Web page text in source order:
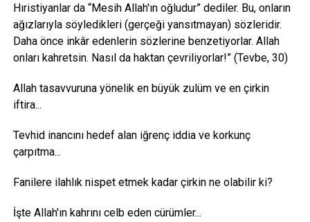
Hıristiyanlar da “Mesih Allah'ın oğludur” dediler. Bu, onların
ağızlarıyla söyledikleri (gerçeği yansıtmayan) sözleridir.
Daha önce inkâr edenlerin sözlerine benzetiyorlar. Allah
onları kahretsin. Nasıl da haktan çevriliyorlar!” (Tevbe, 30)
Allah tasavvuruna yönelik en büyük zulüm ve en çirkin
iftira...
Tevhid inancını hedef alan iğrenç iddia ve korkunç
çarpıtma...
Fanilere ilahlık nispet etmek kadar çirkin ne olabilir ki?
İşte Allah'ın kahrını celb eden cürümler...